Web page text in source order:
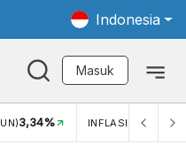
Indonesia
Masuk
3,34% INFLASI MOM